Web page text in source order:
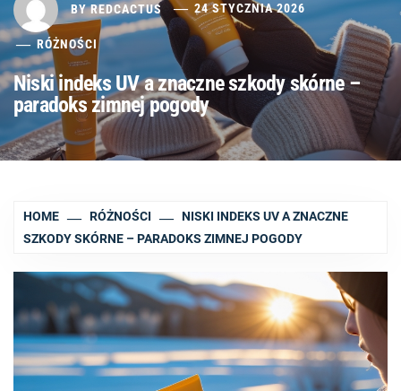
BYREDCACTUS 24 STYCZNIA 2026
RÓŻNOŚCI
Niski indeks UV a znaczne szkody skórne –
paradoks zimnej pogody
HOME RÓŻNOŚCI
NISKI INDEKS UV A ZNACZNE
SZKODY SKÓRNE – PARADOKS ZIMNEJ POGODY